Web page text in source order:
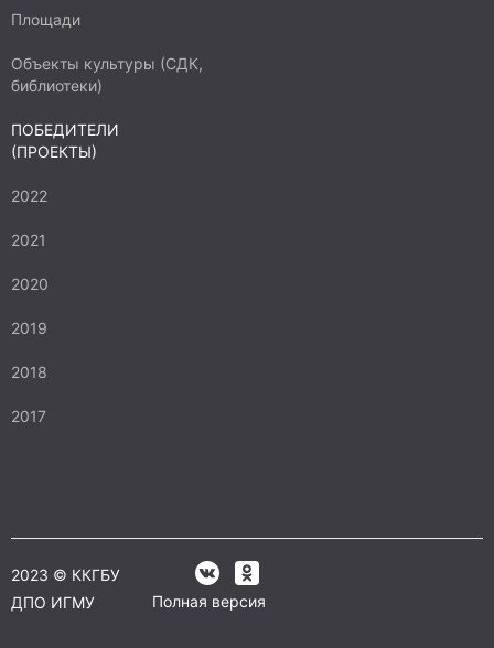
Площади
Объекты культуры (СДК,
библиотеки)
ПОБЕДИТЕЛИ
(ПРОЕКТЫ)
2022
2021
2020
2019
2018
2017
2023 © ККГБУ
ДПО ИГМУ
Полная версия